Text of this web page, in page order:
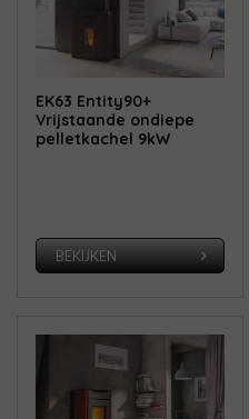
EK63 Entity90+
Vrijstaande ondiepe
pelletkachel 9kW
BEKIJKEN